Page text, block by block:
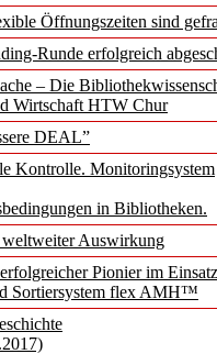
Öffnungszeiten sind
Runde erfolgreich
– Die
Wirtschaft HTW Chur
DEAL”
Kontrolle. Monitoringsystem
in Bibliotheken.
Auswirkung
Pionier im
Sortiersystem flex AMH™
Rafael
das